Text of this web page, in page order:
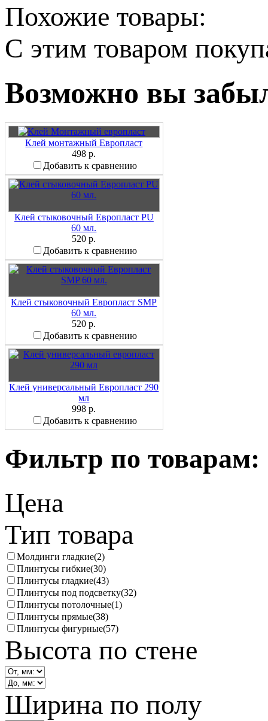
Похожие товары:
C этим товаром
Возможно вы
Клей монтажный Европласт
498 р.
Добавить к сравнению
Клей стыковочный Европласт PU
60 мл.
520 р.
Добавить к сравнению
Клей стыковочный Европласт SMP
60 мл.
520 р.
Добавить к сравнению
Клей универсальный Европласт 290
мл
998 р.
Добавить к сравнению
Фильтр по товарам:
Цена
Тип товара
Молдинги гладкие(2)
Плинтусы гибкие(30)
Плинтусы гладкие(43)
Плинтусы под подсветку(32)
Плинтусы потолочные(1)
Плинтусы прямые(38)
Плинтусы фигурные(57)
Высота по стене
Ширина по полу